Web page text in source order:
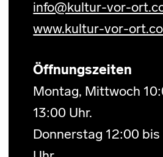
info@kultur-vor-
www.kultur-vor-
Öffnungszeiten
Montag, Mittwoch
13:00 Uhr.
Donnerstag 12:00 bis